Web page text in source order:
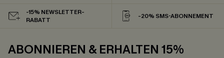
-15% NEWSLETTER-
RABATT
-20% SMS-ABONNEMENT
ABONNIEREN & ERHALTEN 15%